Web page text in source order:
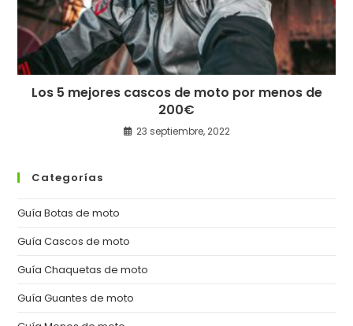
Los 5 mejores cascos de moto por menos de
200€
23 septiembre, 2022
Categorías
Guía Botas de moto
Guía Cascos de moto
Guía Chaquetas de moto
Guía Guantes de moto